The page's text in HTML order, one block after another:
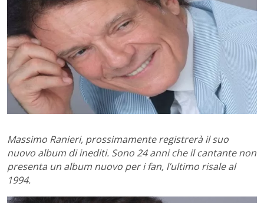
Massimo Ranieri, prossimamente registrerà il suo
nuovo album di inediti. Sono 24 anni che il cantante non
presenta un album nuovo per i fan, l’ultimo risale al
1994.